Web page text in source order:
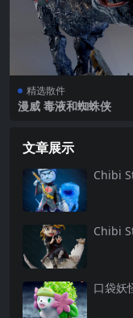
精选散件
漫威 毒液和蜘蛛侠
文章展示
Chibi
Chibi
口袋妖